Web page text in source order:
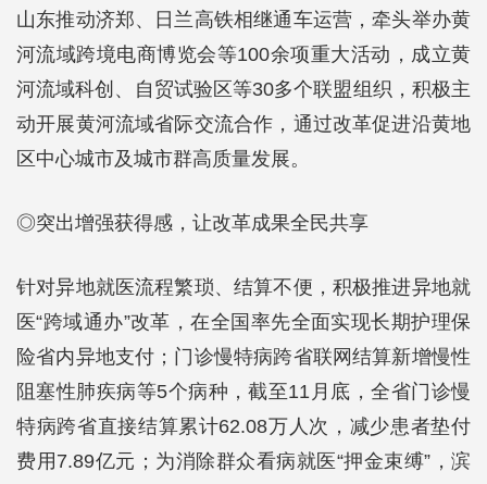
山东推动济郑、日兰高铁相继通车运营，牵头举办黄
河流域跨境电商博览会等100余项重大活动，成立黄
河流域科创、自贸试验区等30多个联盟组织，积极主
动开展黄河流域省际交流合作，通过改革促进沿黄地
区中心城市及城市群高质量发展。
◎突出增强获得感，让改革成果全民共享
针对异地就医流程繁琐、结算不便，积极推进异地就
医“跨域通办”改革，在全国率先全面实现长期护理保
险省内异地支付；门诊慢特病跨省联网结算新增慢性
阻塞性肺疾病等5个病种，截至11月底，全省门诊慢
特病跨省直接结算累计62.08万人次，减少患者垫付
费用7.89亿元；为消除群众看病就医“押金束缚”，滨